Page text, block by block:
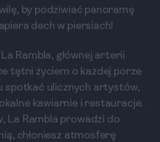
by podziwiać panoramę
dech w piersiach!
Rambla, głównej arterii
tętni życiem o każdej porze
spotkać ulicznych artystów,
kawiarnie i restauracje.
La Rambla prowadzi do
chłoniesz atmosferę